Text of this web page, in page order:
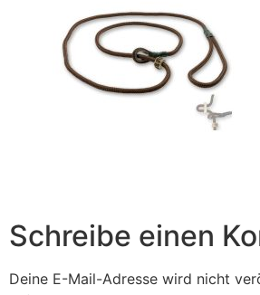
Schreibe einen
Deine E-Mail-Adresse wird nicht